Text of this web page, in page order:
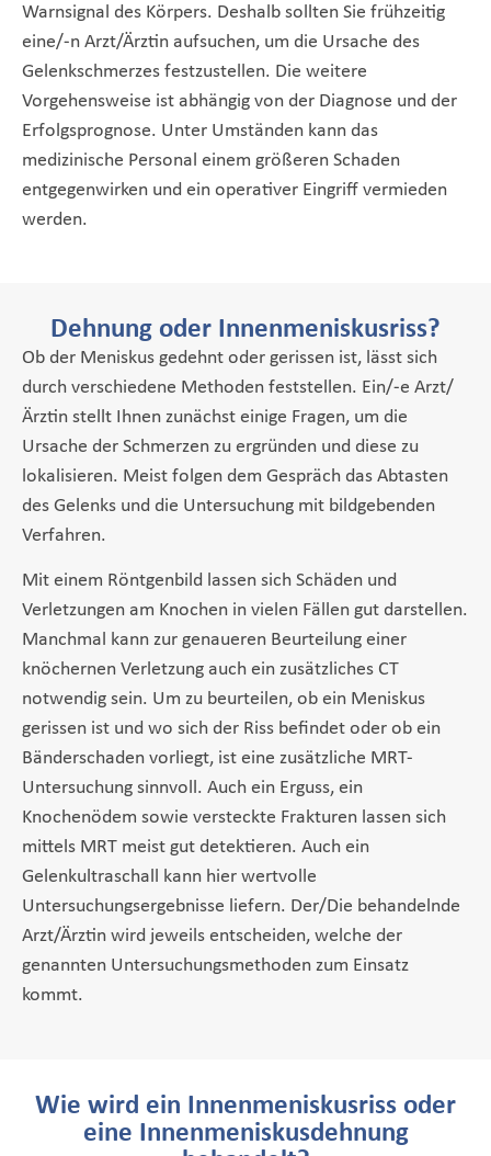
Warnsignal des Körpers. Deshalb sollten Sie frühzeitig
eine/-n Arzt/Ärztin aufsuchen, um die Ursache des
Gelenkschmerzes festzustellen. Die weitere
Vorgehensweise ist abhängig von der Diagnose und der
Erfolgsprognose. Unter Umständen kann das
medizinische Personal einem größeren Schaden
entgegenwirken und ein operativer Eingriff vermieden
werden.
Dehnung oder Innenmeniskusriss?
Ob der Meniskus gedehnt oder gerissen ist, lässt sich
durch verschiedene Methoden feststellen. Ein/-e Arzt/
Ärztin stellt Ihnen zunächst einige Fragen, um die
Ursache der Schmerzen zu ergründen und diese zu
lokalisieren. Meist folgen dem Gespräch das Abtasten
des Gelenks und die Untersuchung mit bildgebenden
Verfahren.
Mit einem Röntgenbild lassen sich Schäden und
Verletzungen am Knochen in vielen Fällen gut darstellen.
Manchmal kann zur genaueren Beurteilung einer
knöchernen Verletzung auch ein zusätzliches CT
notwendig sein. Um zu beurteilen, ob ein Meniskus
gerissen ist und wo sich der Riss befindet oder ob ein
Bänderschaden vorliegt, ist eine zusätzliche MRT-
Untersuchung sinnvoll. Auch ein Erguss, ein
Knochenödem sowie versteckte Frakturen lassen sich
mittels MRT meist gut detektieren. Auch ein
Gelenkultraschall kann hier wertvolle
Untersuchungsergebnisse liefern. Der/Die behandelnde
Arzt/Ärztin wird jeweils entscheiden, welche der
genannten Untersuchungsmethoden zum Einsatz
kommt.
Wie wird ein Innenmeniskusriss oder
eine Innenmeniskusdehnung